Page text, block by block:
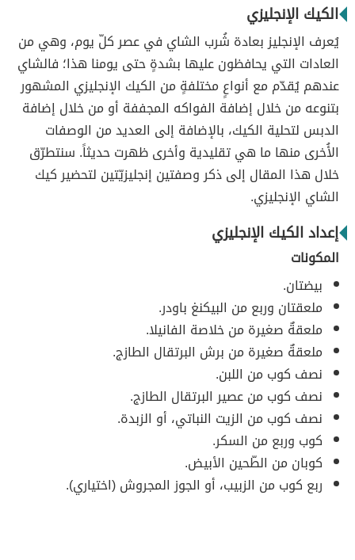
الكيك الإنجليزي
يُعرف الإنجليز بعادة شُرب الشاي في عصر كلّ يوم، وهي من
العادات التي يحافظون عليها بشدةٍ حتى يومنا هذا؛ فالشاي
عندهم يُقدّم مع أنواعٍ مختلفةٍ من الكيك الإنجليزي المشهور
بتنوعه من خلال إضافة الفواكه المجففة أو من خلال إضافة
الدبس لتحلية الكيك، بالإضافة إلى العديد من الوصفات
الأُخرى منها ما هي تقليدية وأخرى ظهرت حديثاً. سنتطرّق
خلال هذا المقال إلى ذكر وصفتين إنجليزيّتين لتحضير كيك
الشاي الإنجليزي.
إعداد الكيك الإنجليزي
المكونات
بيضتان.
ملعقتان وربع من البيكنغ باودر.
ملعقةٌ صغيرة من خلاصة الفانيلا.
ملعقةٌ صغيرة من برش البرتقال الطازج.
نصف كوب من اللبن.
نصف كوب من عصير البرتقال الطازج.
نصف كوب من الزيت النباتي، أو الزبدة.
كوب وربع من السكر.
كوبان من الطّحين الأبيض.
ربع كوب من الزبيب، أو الجوز المجروش (اختياري).